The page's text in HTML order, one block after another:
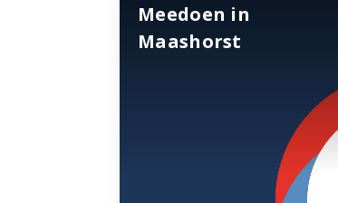
Meedoen in
Maashorst